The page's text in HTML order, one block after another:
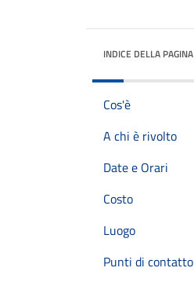
INDICE DELLA PAGINA
Cos'è
A chi è rivolto
Date e Orari
Costo
Luogo
Punti di contatto